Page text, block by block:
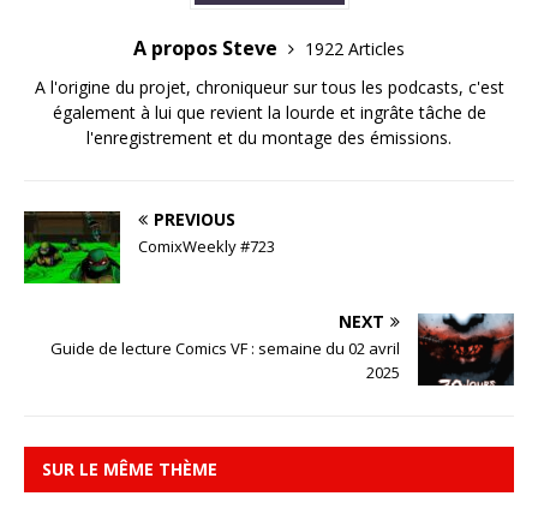
A propos Steve
1922 Articles
A l'origine du projet, chroniqueur sur tous les podcasts, c'est
également à lui que revient la lourde et ingrâte tâche de
l'enregistrement et du montage des émissions.
PREVIOUS
ComixWeekly #723
NEXT
Guide de lecture Comics VF : semaine du 02 avril
2025
SUR LE MÊME THÈME